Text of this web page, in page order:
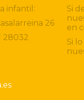
infantil:
26
28032
Si
en
Si